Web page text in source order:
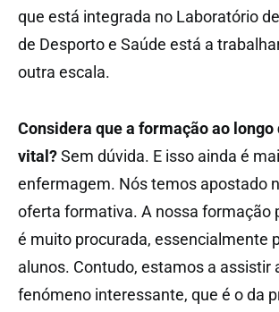
que está integrada no Laboratório
de Desporto e Saúde está a
outra escala.
Considera que a formação ao longo
vital?Sem dúvida. E isso ainda é
enfermagem. Nós temos apostado
oferta formativa. A nossa formação
é muito procurada, essencialmente
alunos. Contudo, estamos a assistir
fenómeno interessante, que é o da